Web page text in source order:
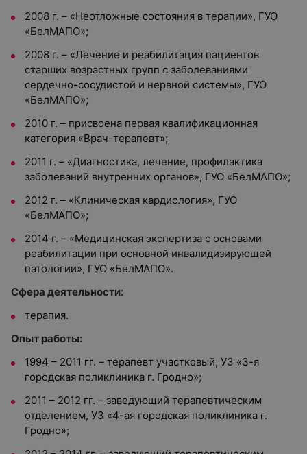
2008 г. – «Неотложные состояния в терапии», ГУО
«БелМАПО»;
2008 г. – «Лечение и реабилитация пациентов
старших возрастных групп с заболеваниями
сердечно-сосудистой и нервной системы», ГУО
«БелМАПО»;
2010 г. – присвоена первая квалификационная
категория «Врач-терапевт»;
2011 г. – «Диагностика, лечение, профилактика
заболеваний внутренних органов», ГУО «БелМАПО»;
2012 г. – «Клиническая кардиология», ГУО
«БелМАПО»;
2014 г. – «Медицинская экспертиза с основами
реабилитации при основной инвалидизирующей
патологии», ГУО «БелМАПО».
Сфера деятельности:
терапия.
Опыт работы:
1994 – 2011 гг. – терапевт участковый, УЗ «3-я
городская поликлиника г. Гродно»;
2011 – 2012 гг. – заведующий терапевтическим
отделением, УЗ «4-ая городская поликлиника г.
Гродно»;